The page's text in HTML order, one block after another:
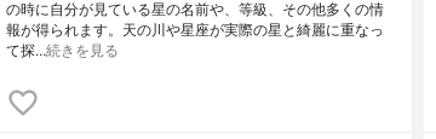
の時に自分が見ている星の名前や、等級、その他多くの情
報が得られます。天の川や星座が実際の星と綺麗に重なっ
て探…続きを見る